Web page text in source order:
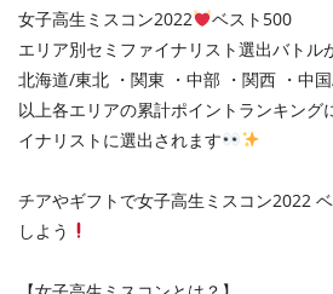
女子高生ミスコン2022
ベスト500
エリア別セミファイナリスト選出バトル
北海道/東北 ・関東 ・中部 ・関西 ・中
以上各エリアの累計ポイントランキング
イナリストに選出されます
チアやギフトで女子高生ミスコン2022
しよう